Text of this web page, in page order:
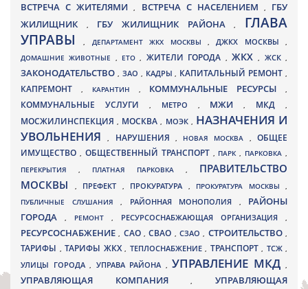
ВСТРЕЧА С ЖИТЕЛЯМИ, ВСТРЕЧА С НАСЕЛЕНИЕМ , ГБУ
ЖИЛИЩНИК
, ГБУ ЖИЛИЩНИК РАЙОНА, ГЛАВА
УПРАВЫ, ДЕПАРТАМЕНТ ЖКХ МОСКВЫ ,ДЖКХ МОСКВЫ ,
ДОМАШНИЕ ЖИВОТНЫЕ , ЕТО, ЖИТЕЛИ ГОРОДА , ЖКХ, ЖСК,
ЗАКОНОДАТЕЛЬСТВО , ЗАО , КАДРЫ, КАПИТАЛЬНЫЙ РЕМОНТ ,
КАПРЕМОНТ , КАРАНТИН , КОММУНАЛЬНЫЕ РЕСУРСЫ,
КОММУНАЛЬНЫЕ УСЛУГИ , МЕТРО , МЖИ, МКД ,
МОСЖИЛИНСПЕКЦИЯ, МОСКВА , МОЭК , НАЗНАЧЕНИЯ И
УВОЛЬНЕНИЯ, НАРУШЕНИЯ , НОВАЯ МОСКВА ,ОБЩЕЕ
ИМУЩЕСТВО , ОБЩЕСТВЕННЫЙ ТРАНСПОРТ , ПАРК, ПАРКОВКА ,
ПЕРЕКРЫТИЯ , ПЛАТНАЯ ПАРКОВКА , ПРАВИТЕЛЬСТВО
МОСКВЫ
, ПРЕФЕКТ , ПРОКУРАТУРА , ПРОКУРАТУРА МОСКВЫ ,
ПУБЛИЧНЫЕ СЛУШАНИЯ , РАЙОННАЯ МОНОПОЛИЯ , РАЙОНЫ
ГОРОДА
, РЕМОНТ , РЕСУРСОСНАБЖАЮЩАЯ ОРГАНИЗАЦИЯ ,
РЕСУРСОСНАБЖЕНИЕ, САО,СВАО ,СЗАО, СТРОИТЕЛЬСТВО,
ТАРИФЫ , ТАРИФЫ ЖКХ , ТЕПЛОСНАБЖЕНИЕ , ТРАНСПОРТ , ТСЖ ,
УЛИЦЫ ГОРОДА , УПРАВА РАЙОНА , УПРАВЛЕНИЕ МКД ,
УПРАВЛЯЮЩАЯ КОМПАНИЯ,УПРАВЛЯЮЩАЯ